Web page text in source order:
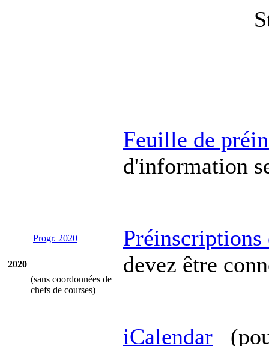
2020
Progr. 2020
(sans coordonnées de
chefs de courses)
Feuille de
d'information
Préinscriptions
devez être
iCalendar